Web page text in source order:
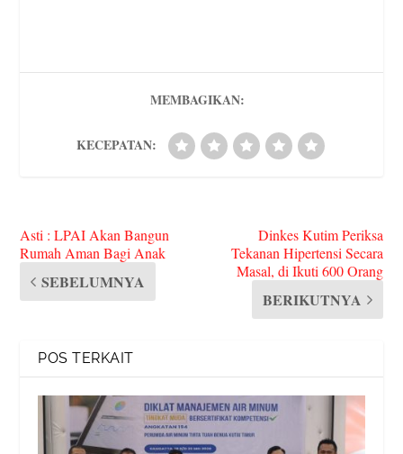
s
MEMBAGIKAN:
KECEPATAN:
Asti : LPAI Akan Bangun
Rumah Aman Bagi Anak
SEBELUMNYA
Dinkes Kutim Periksa
Tekanan Hipertensi Secara
Masal, di Ikuti 600 Orang
BERIKUTNYA
POS TERKAIT